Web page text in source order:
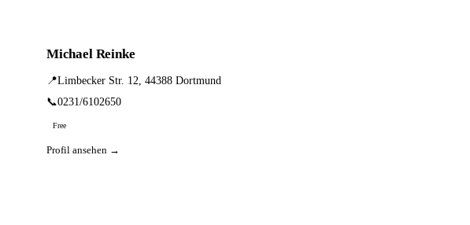
Michael Reinke
📍Limbecker Str. 12, 44388 Dortmund
📞0231/6102650
Free
Profil ansehen →